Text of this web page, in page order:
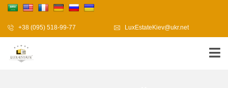
+38 (095) 518-99-77 LuxEstateKiev@ukr.net